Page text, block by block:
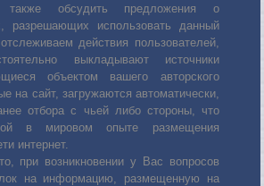
обсудить предложения о
разрешающих использовать данный
действия пользователей,
выкладывают источники
объектом вашего авторского
на сайт, загружаются автоматически,
отбора с чьей либо стороны, что
в мировом опыте размещения
интернет.
при возникновении у Вас вопросов
на информацию, размещенную на